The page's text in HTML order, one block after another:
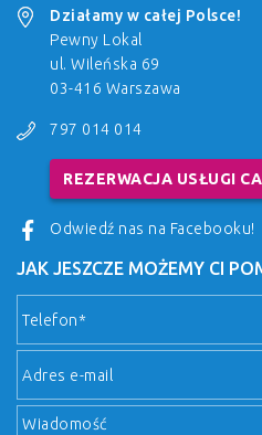
Działamy w całej Polsce!
Pewny Lokal
ul. Wileńska 69
03-416 Warszawa
797 014 014
REZERWACJA USŁUGI
Odwiedź nas na Facebooku!
JAK JESZCZE MOŻEMY CI